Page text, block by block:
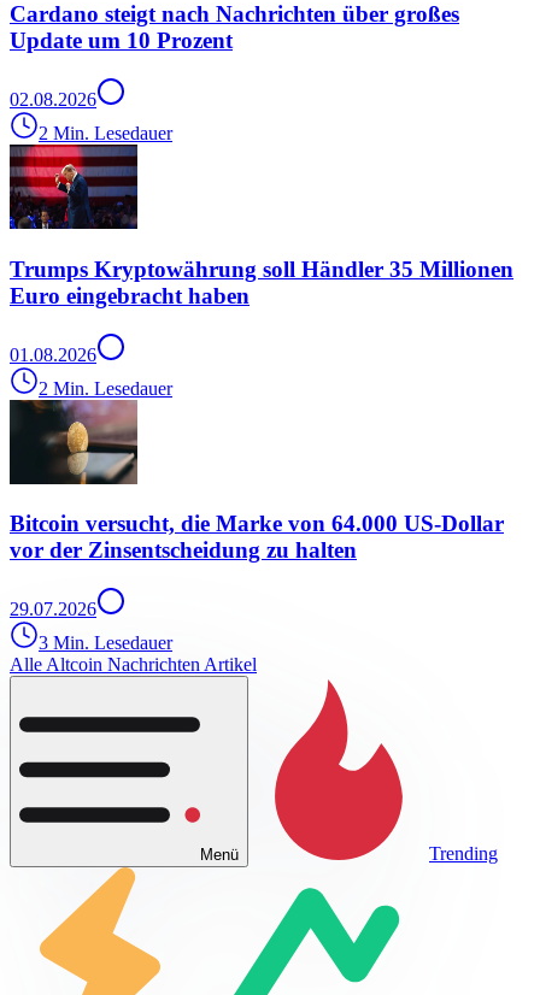
Cardano steigt nach Nachrichten über großes
Update um 10 Prozent
02.08.2026
2 Min. Lesedauer
Trumps Kryptowährung soll Händler 35 Millionen
Euro eingebracht haben
01.08.2026
2 Min. Lesedauer
Bitcoin versucht, die Marke von 64.000 US-Dollar
vor der Zinsentscheidung zu halten
29.07.2026
3 Min. Lesedauer
Alle Altcoin Nachrichten Artikel
Menü Trending